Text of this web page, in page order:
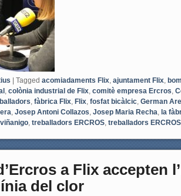
| Tagged acomiadaments Flix ajuntament Flix
colònia industrial de Flix comitè empresa Ercros
fàbrica Flix Flix fosfat bicàlcic German
Josep Antoni Collazos Josep Maria Recha la
treballadors ERCROS treballadors
a Flix accepten
del clor